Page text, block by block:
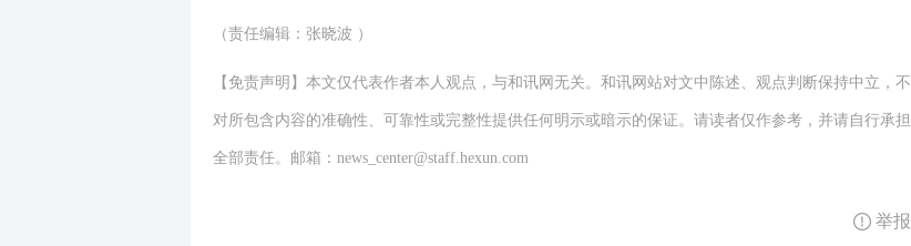
（责任编辑：张晓波 ）
【免责声明】本文仅代表作者本人观点，与和讯网无关。和讯网站对文中陈述、观点判断保持中立，不
对所包含内容的准确性、可靠性或完整性提供任何明示或暗示的保证。请读者仅作参考，并请自行承担
全部责任。邮箱：news_center@staff.hexun.com
举报